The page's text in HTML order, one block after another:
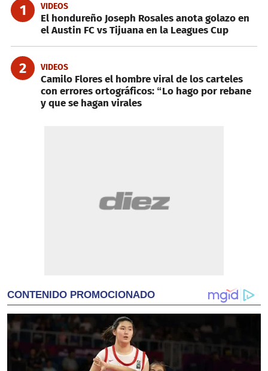
1 VIDEOS
El hondureño Joseph Rosales anota golazo en
el Austin FC vs Tijuana en la Leagues Cup
2 VIDEOS
Camilo Flores el hombre viral de los carteles
con errores ortográficos: “Lo hago por rebane
y que se hagan virales